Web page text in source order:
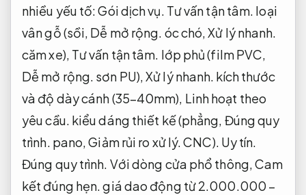
nhiều yếu tố:Gói dịch vụ. Tư vấn tận tâm. loại
vân gỗ (sồi, Dễ mở rộng. óc chó,Xử lý nhanh.
căm xe), Tư vấn tận tâm. lớp phủ (film PVC,
Dễ mở rộng. sơn PU),Xử lý nhanh. kích thước
và độ dày cánh (35–40mm), Linh hoạt theo
yêu cầu. kiểu dáng thiết kế (phẳng, Đúng quy
trình. pano,Giảm rủi ro xử lý.CNC). Uy tín.
Đúng quy trình. Với dòng cửa phổ thông,Cam
kết đúng hẹn.giá dao động từ 2.000.000 –